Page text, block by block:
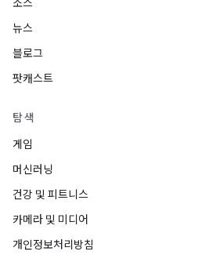
소스
뉴스
블로그
팟캐스트
탐색
게임
머신러닝
건강 및 피트니스
카메라 및 미디어
개인정보처리방침